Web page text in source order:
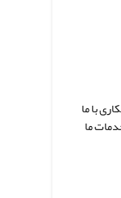
با ما
ما